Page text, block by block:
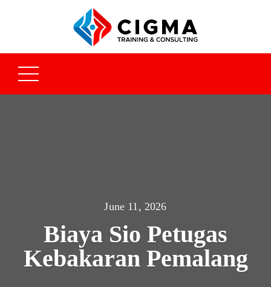
June 11, 2026
Biaya Sio Petugas
Kebakaran Pemalang